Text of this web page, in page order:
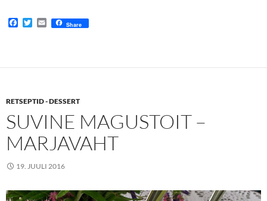
F
o
e
E
Share
RETSEPTID - DESSERT
SUVINE MAGUSTOIT –
MARJAVAHT
19. JUULI 2016